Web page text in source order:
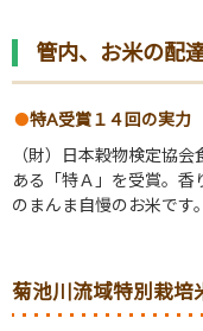
管内、お米の配
特A受賞１４回の実力
（財）日本穀物検定協
ある「特Ａ」を受賞。香
のまんま自慢のお米です。
菊池川流域特別栽